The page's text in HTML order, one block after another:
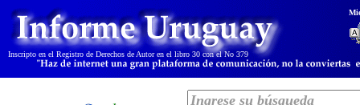
Inscripto en el Registro de Derechos de Autor en el libro 30 con el No 379